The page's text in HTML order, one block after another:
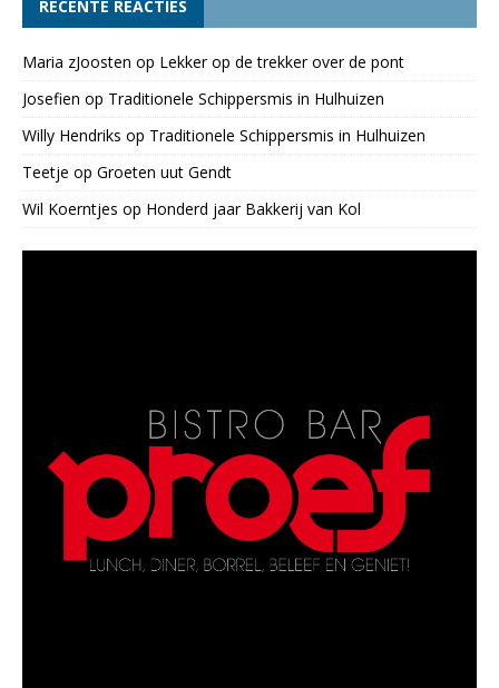
RECENTE REACTIES
Maria zJoosten op Lekker op de trekker over de pont
Josefien op Traditionele Schippersmis in Hulhuizen
Willy Hendriks op Traditionele Schippersmis in Hulhuizen
Teetje op Groeten uut Gendt
Wil Koerntjes op Honderd jaar Bakkerij van Kol